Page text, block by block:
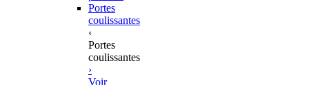
Portes
coulissantes
‹
Portes
coulissantes
›
Voir